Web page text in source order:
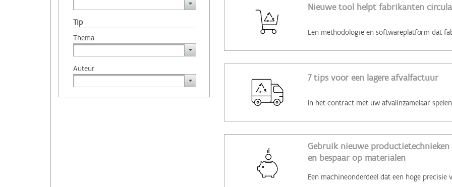
Tip
Thema
Auteur
Nieuwe tool helpt fabrikanten
7 tips voor een lagere afvalfactuur
Gebruik nieuwe
en bespaar op materialen